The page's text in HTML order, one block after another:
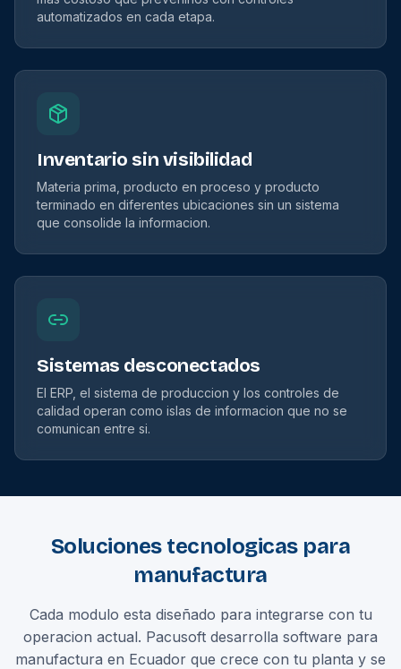
automatizados en cada etapa.
Inventario sin visibilidad
Materia prima, producto en proceso y producto
terminado en diferentes ubicaciones sin un sistema
que consolide la informacion.
Sistemas desconectados
El ERP, el sistema de produccion y los controles de
calidad operan como islas de informacion que no se
comunican entre si.
Soluciones tecnologicas para
manufactura
Cada modulo esta diseñado para integrarse con tu
operacion actual. Pacusoft desarrolla software para
manufactura en Ecuador que crece con tu planta y se